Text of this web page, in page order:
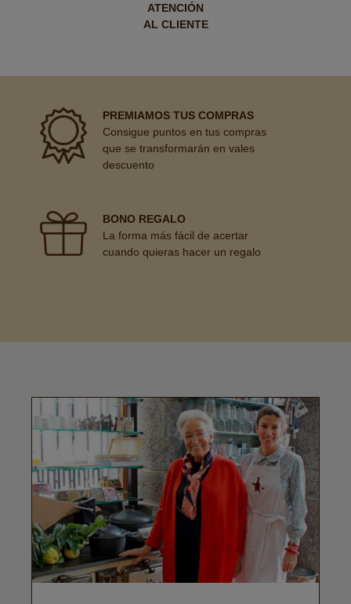
ATENCIÓN
AL CLIENTE
PREMIAMOS TUS COMPRAS
Consigue puntos en tus compras
que se transformarán en vales
descuento
BONO REGALO
La forma más fácil de acertar
cuando quieras hacer un regalo